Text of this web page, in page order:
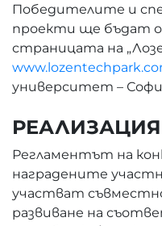
Победителите и
проекти ще бъдат
страницата на
университет –
Регламентът на
наградените
участват
развиване на